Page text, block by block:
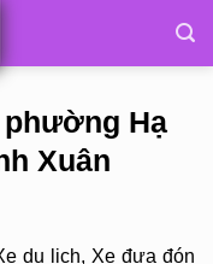
phường Hạ
Xuân
du lịch, Xe đưa đón